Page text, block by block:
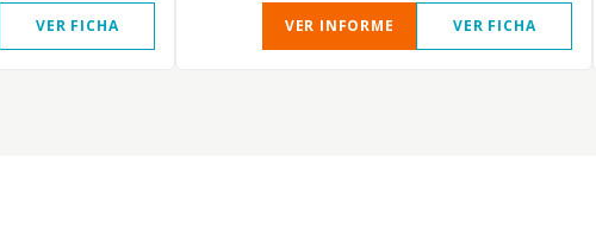
VER FICHA VER INFORME VER FICHA